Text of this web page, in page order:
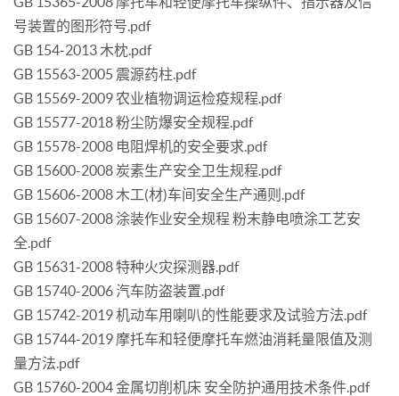
号装置的图形符号.pdf
GB 154-2013 木枕.pdf
GB 15563-2005 震源药柱.pdf
GB 15569-2009 农业植物调运检疫规程.pdf
GB 15577-2018 粉尘防爆安全规程.pdf
GB 15578-2008 电阻焊机的安全要求.pdf
GB 15600-2008 炭素生产安全卫生规程.pdf
GB 15606-2008 木工(材)车间安全生产通则.pdf
GB 15607-2008 涂装作业安全规程 粉末静电喷涂工艺安
全.pdf
GB 15631-2008 特种火灾探测器.pdf
GB 15740-2006 汽车防盗装置.pdf
GB 15742-2019 机动车用喇叭的性能要求及试验方法.pdf
GB 15744-2019 摩托车和轻便摩托车燃油消耗量限值及测
量方法.pdf
GB 15760-2004 金属切削机床 安全防护通用技术条件.pdf